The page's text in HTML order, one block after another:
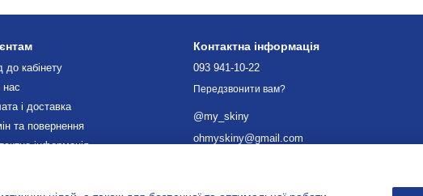
до кабінету
нас
і доставка
та повернення
інформація
Контактна інформація
093 941-10-22
Передзвонити вам?
@my_skiny
ohmyskiny@gmail.com
Мапа проїзду